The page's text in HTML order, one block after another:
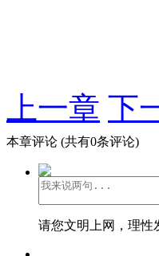
上一章 下
本章评论 (共有0条评论)
请您文明上网，理性